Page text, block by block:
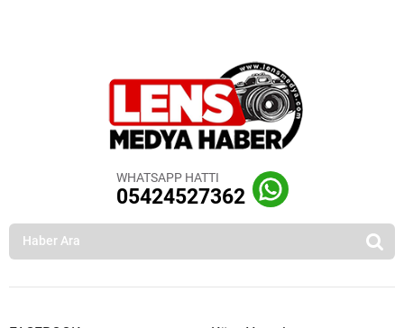
WHATSAPP HATTI
05424527362